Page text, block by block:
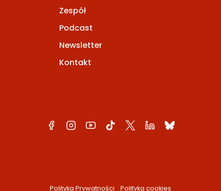
Zespół
Podcast
Newsletter
Kontakt
Polityka Prywatności Polityka cookies